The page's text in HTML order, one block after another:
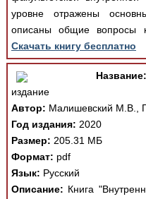
уровне отражены
описаны общие вопросы
Скачать книгу бесплатно
Название:
издание
Автор: Малишевский М.В.,
Год издания: 2020
Размер: 205.31 МБ
Формат: pdf
Язык: Русский
Описание: Книга